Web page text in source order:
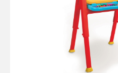
สินค้าอาจมีการเปลี่ยนแปลง
แพ็คเกจโดยร้านฯอาจไม่สามา
ของผลิตภัณฑ์ที่แสดงบนเว็บไ
การตั้งค่าการแสดงผลสีของแต่